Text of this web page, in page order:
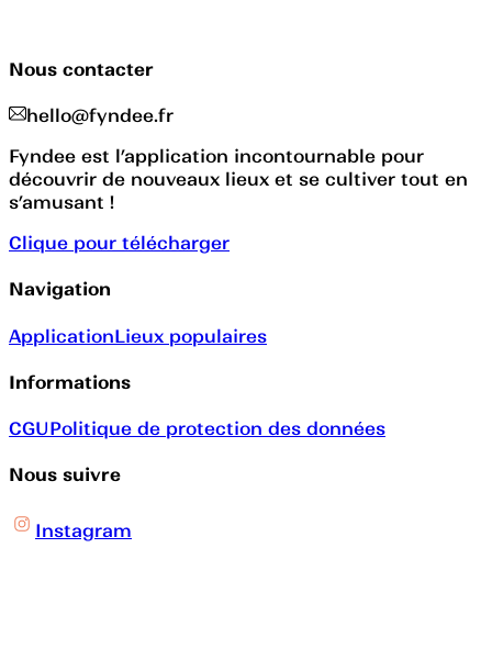
Nous contacter
hello@fyndee.fr
Fyndee est l’application incontournable pour
découvrir de nouveaux lieux et se cultiver tout en
s’amusant !
Clique pour télécharger
Navigation
ApplicationLieux populaires
Informations
CGUPolitique de protection des données
Nous suivre
Instagram